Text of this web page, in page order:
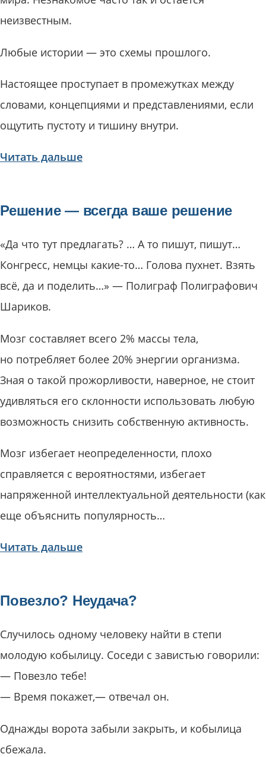
неизвестным.
Любые истории — это схемы прошлого.
Настоящее проступает в промежутках между
словами, концепциями и представлениями, если
ощутить пустоту и тишину внутри.
Читать дальше
Решение — всегда ваше решение
«Да что тут предлагать? … А то пишут, пишут…
Конгресс, немцы какие-то… Голова пухнет. Взять
всё, да и поделить…» — Полиграф Полиграфович
Шариков.
Мозг составляет всего 2% массы тела,
но потребляет более 20% энергии организма.
Зная о такой прожорливости, наверное, не стоит
удивляться его склонности использовать любую
возможность снизить собственную активность.
Мозг избегает неопределенности, плохо
справляется с вероятностями, избегает
напряженной интеллектуальной деятельности (как
еще объяснить популярность…
Читать дальше
Повезло? Неудача?
Случилось одному человеку найти в степи
молодую кобылицу. Соседи с завистью говорили:
— Повезло тебе!
— Время покажет,— отвечал он.
Однажды ворота забыли закрыть, и кобылица
сбежала.